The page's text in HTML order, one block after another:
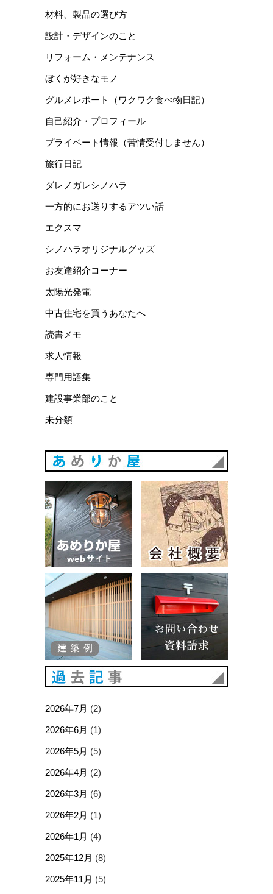
材料、製品の選び方
設計・デザインのこと
リフォーム・メンテナンス
ぼくが好きなモノ
グルメレポート（ワクワク食べ物日記）
自己紹介・プロフィール
プライベート情報（苦情受付しません）
旅行日記
ダレノガレシノハラ
一方的にお送りするアツい話
エクスマ
シノハラオリジナルグッズ
お友達紹介コーナー
太陽光発電
中古住宅を買うあなたへ
読書メモ
求人情報
専門用語集
建設事業部のこと
未分類
あめりか屋WEBサイト
2026年7月 (2)
2026年6月 (1)
2026年5月 (5)
2026年4月 (2)
2026年3月 (6)
2026年2月 (1)
2026年1月 (4)
2025年12月 (8)
2025年11月 (5)